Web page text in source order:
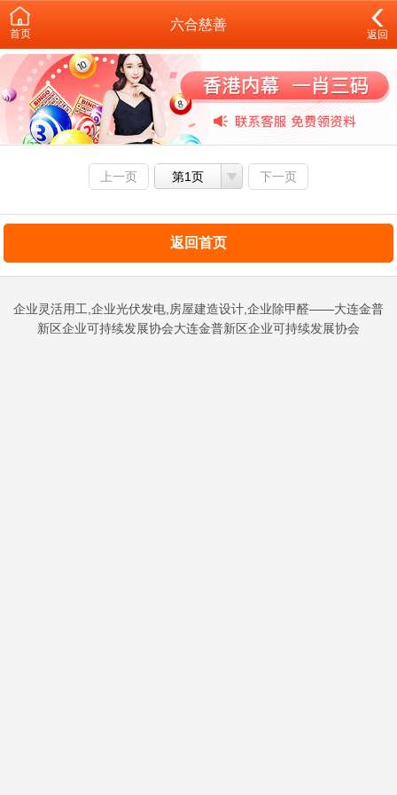
首页
六合慈善
返回
上一页 第1页 下一页
返回首页
企业灵活用工,企业光伏发电,房屋建造设计,企业除甲醛——大连金普
新区企业可持续发展协会大连金普新区企业可持续发展协会